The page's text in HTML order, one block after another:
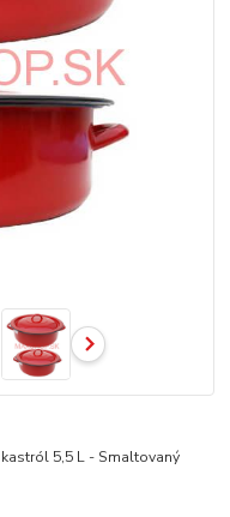
5,5 L - Smaltovaný